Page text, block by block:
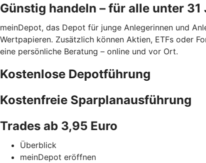
Günstig handeln – für alle unter 31
meinDepot, das Depot für junge Anlegerinnen und
Wertpapieren. Zusätzlich können Aktien, ETFs oder
eine persönliche Beratung – online und vor Ort.
Kostenlose Depotführung
Kostenfreie Sparplanausführung
Trades ab 3,95 Euro
Überblick
meinDepot eröffnen